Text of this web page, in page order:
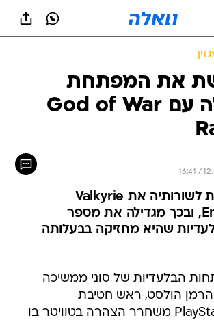
את המפתחת
שעזרה לה עם God of War
החברה מצרפת לשורותיה את Valkyrie
Entertainment, ובכך מגדילה את מספר
שהיא מחזיקה בבעלותה
הבלעדיות של סוני ממשיכה
והרמן הולסט, ראש חטיבת
PlayStation Studios משחרר הצהרה בטוויטר בו